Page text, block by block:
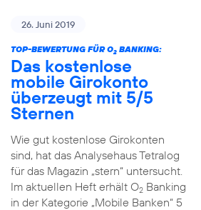
26. Juni 2019
TOP-BEWERTUNG FÜR O2BANKING:
Das kostenlose
mobile Girokonto
überzeugt mit 5/5
Sternen
Wie gut kostenlose Girokonten
sind, hat das Analysehaus Tetralog
für das Magazin „stern“ untersucht.
Im aktuellen Heft erhält O2Banking
in der Kategorie „Mobile Banken“ 5